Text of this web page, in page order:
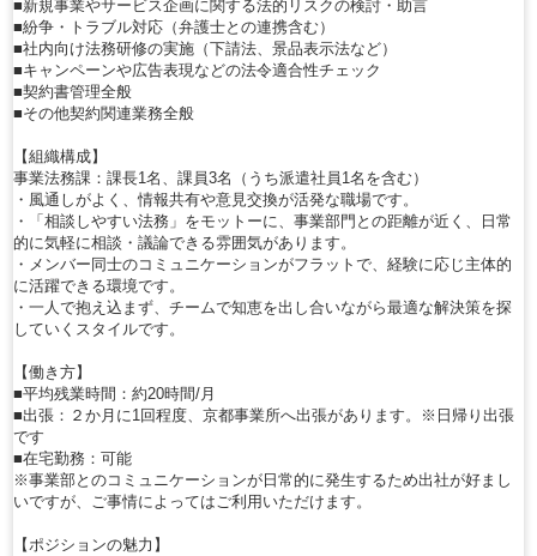
■新規事業やサービス企画に関する法的リスクの検討・助言
■紛争・トラブル対応（弁護士との連携含む）
■社内向け法務研修の実施（下請法、景品表示法など）
■キャンペーンや広告表現などの法令適合性チェック
■契約書管理全般
■その他契約関連業務全般
【組織構成】
事業法務課：課長1名、課員3名（うち派遣社員1名を含む）
・風通しがよく、情報共有や意見交換が活発な職場です。
・「相談しやすい法務」をモットーに、事業部門との距離が近く、日常
的に気軽に相談・議論できる雰囲気があります。
・メンバー同士のコミュニケーションがフラットで、経験に応じ主体的
に活躍できる環境です。
・一人で抱え込まず、チームで知恵を出し合いながら最適な解決策を探
していくスタイルです。
【働き方】
■平均残業時間：約20時間/月
■出張：２か月に1回程度、京都事業所へ出張があります。※日帰り出張
です
■在宅勤務：可能
※事業部とのコミュニケーションが日常的に発生するため出社が好まし
いですが、ご事情によってはご利用いただけます。
【ポジションの魅力】